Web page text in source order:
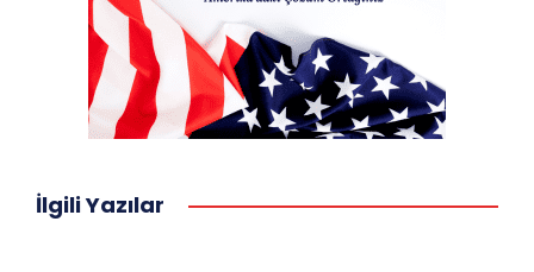
İlgili Yazılar